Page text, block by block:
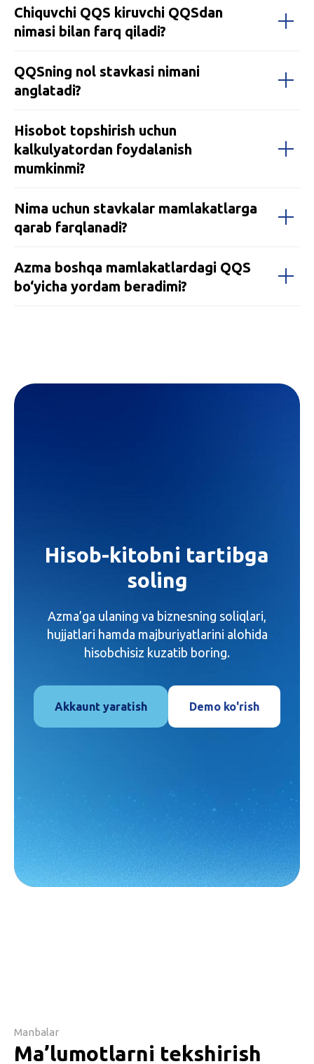
Chiquvchi QQS kiruvchi QQSdan
nimasi bilan farq qiladi?
QQSning nol stavkasi nimani
anglatadi?
Hisobot topshirish uchun
kalkulyatordan foydalanish
mumkinmi?
Nima uchun stavkalar mamlakatlarga
qarab farqlanadi?
Azma boshqa mamlakatlardagi QQS
bo‘yicha yordam beradimi?
Hisob-kitobni tartibga
soling
Azma’ga ulaning va biznesning soliqlari,
hujjatlari hamda majburiyatlarini alohida
hisobchisiz kuzatib boring.
Akkaunt yaratish Demo ko'rish
Manbalar
Ma’lumotlarni tekshirish